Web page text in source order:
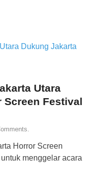
Utara
Screen Festival
Horror Screen
menggelar acara